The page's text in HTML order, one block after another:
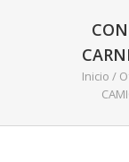
Inicio /